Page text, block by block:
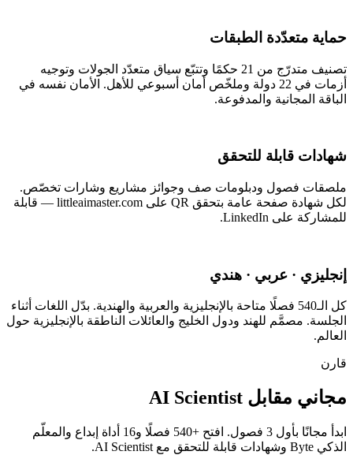
حماية متعدّدة الطبقات
تصنيف متدرّج من 21 حكمًا وتتبّع سياق متعدّد الجولات وتوجيه
أزمات في 22 دولة وملخّص أمان أسبوعي للأهل. الأمان نفسه في
الباقة المجانية والمدفوعة.
شهادات قابلة للتحقق
ملصقات فصول ودبلومات صف وجوائز مشاريع وشارات تخصّص.
لكل شهادة صفحة عامة بتحقق QR على littleaimaster.com — قابلة
للمشاركة على LinkedIn.
إنجليزي · عربي · هندي
كل الـ540 فصلًا متاحة بالإنجليزية والعربية والهندية. بدّل اللغات أثناء
الجلسة. مصمَّم للهند ودول الخليج والعائلات الناطقة بالإنجليزية حول
العالم.
قارن
مجاني مقابل AI Scientist
ابدأ مجانًا بأول 3 فصول. افتح +540 فصلًا و16 أداة إبداع والمعلّم
الذكي Byte وشهادات قابلة للتحقق مع AI Scientist.